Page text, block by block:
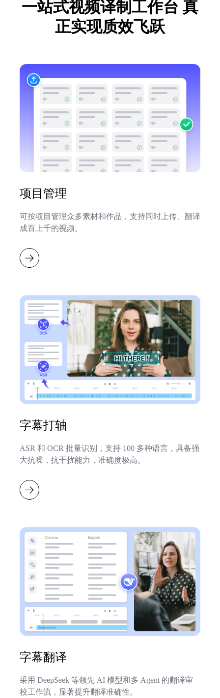
一站式视频译制工作台 真
正实现质效飞跃
项目管理
可按项目管理众多素材和作品，支持同时上传、翻译
成百上千的视频。
字幕打轴
ASR 和 OCR 批量识别，支持 100 多种语言，具备强
大抗噪，抗干扰能力，准确度极高。
字幕翻译
采用 DeepSeek 等领先 AI 模型和多 Agent 的翻译审
校工作流，显著提升翻译准确性。